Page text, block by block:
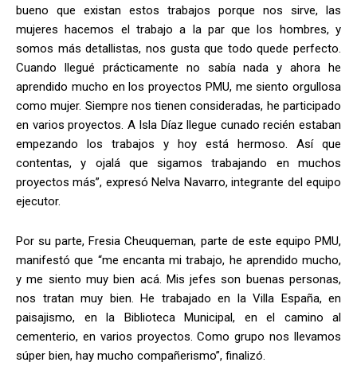
bueno que existan estos trabajos porque nos sirve, las
mujeres hacemos el trabajo a la par que los hombres, y
somos más detallistas, nos gusta que todo quede perfecto.
Cuando llegué prácticamente no sabía nada y ahora he
aprendido mucho en los proyectos PMU, me siento orgullosa
como mujer. Siempre nos tienen consideradas, he participado
en varios proyectos. A Isla Díaz llegue cunado recién estaban
empezando los trabajos y hoy está hermoso. Así que
contentas, y ojalá que sigamos trabajando en muchos
proyectos más”, expresó Nelva Navarro, integrante del equipo
ejecutor.
Por su parte, Fresia Cheuqueman, parte de este equipo PMU,
manifestó que “me encanta mi trabajo, he aprendido mucho,
y me siento muy bien acá. Mis jefes son buenas personas,
nos tratan muy bien. He trabajado en la Villa España, en
paisajismo, en la Biblioteca Municipal, en el camino al
cementerio, en varios proyectos. Como grupo nos llevamos
súper bien, hay mucho compañerismo”, finalizó.